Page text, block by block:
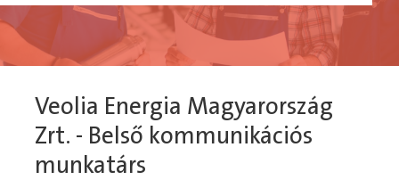
Veolia Energia Magyarország
Zrt. - Belső kommunikációs
munkatárs